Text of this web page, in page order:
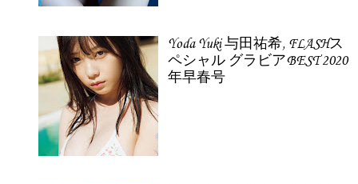
Yoda Yuki 与田祐希, FLASHス
ペシャル グラビアBEST 2020
年早春号